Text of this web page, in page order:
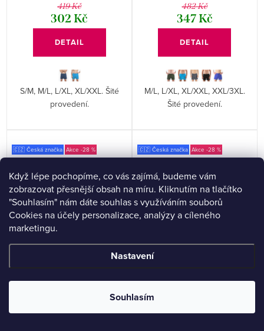
Když lépe pochopíme, co vás zajímá, budeme vám
zobrazovat přesnější obsah na míru. Kliknutím na tlačítko
"Souhlasím" nám dáte souhlas s využíváním souborů
Cookies na účely personalizace, analýzy a cíleného
marketingu.
Nastavení
Souhlasím
419 Kč
302 Kč
DETAIL
S/M, M/L, L/XL, XL/XXL. Šité
provedení.
482 Kč
347 Kč
DETAIL
M/L, L/XL, XL/XXL, XXL/3XL.
Šité provedení.
🇨🇿 Česká značka -28 % 🇨🇿 Česká značka -28 %